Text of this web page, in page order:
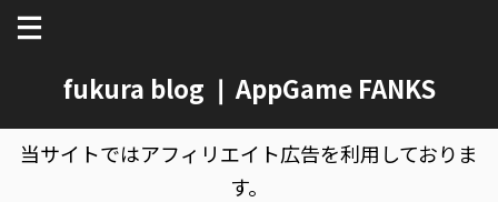
fukura blog ❘ AppGame FANKS
当サイトではアフィリエイト広告を利用しておりま
す。